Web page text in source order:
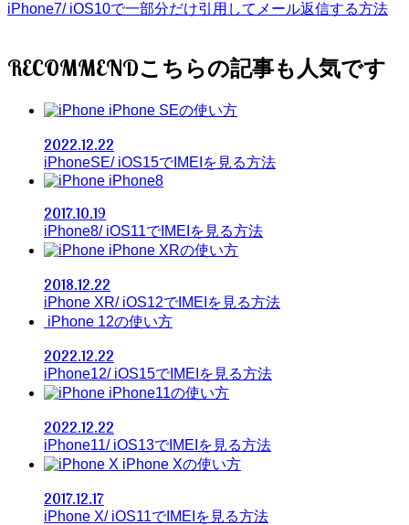
iPhone7/ iOS10で一部分だけ引用してメール返信する方法
RECOMMEND
iPhone SEの使い方
2022.12.22
iPhoneSE/ iOS15でIMEIを見る方法
iPhone8
2017.10.19
iPhone8/ iOS11でIMEIを見る方法
iPhone XRの使い方
2018.12.22
iPhone XR/ iOS12でIMEIを見る方法
iPhone 12の使い方
2022.12.22
iPhone12/ iOS15でIMEIを見る方法
iPhone11の使い方
2022.12.22
iPhone11/ iOS13でIMEIを見る方法
iPhone Xの使い方
2017.12.17
iPhone X/ iOS11でIMEIを見る方法